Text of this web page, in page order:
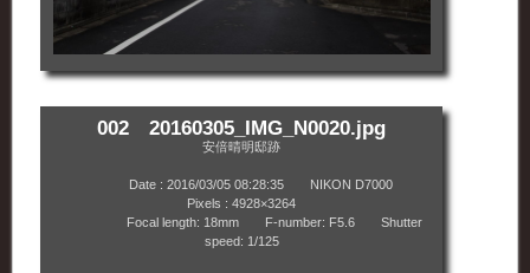
002 20160305_IMG_N0020.jpg
安倍晴明邸跡
Date : 2016/03/05 08:28:35 NIKON D7000
Pixels : 4928×3264
Focal length: 18mm F-number: F5.6 Shutter
speed: 1/125